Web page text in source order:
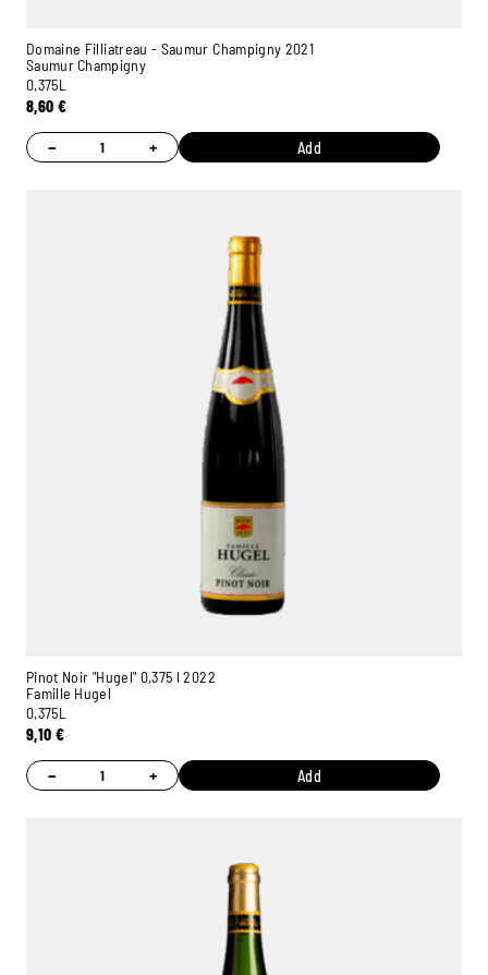
Domaine Filliatreau - Saumur Champigny 2021
Saumur Champigny
0,375L
8,60 €
− + Add
Pinot Noir "Hugel" 0,375 l 2022
Famille Hugel
0,375L
9,10 €
− + Add